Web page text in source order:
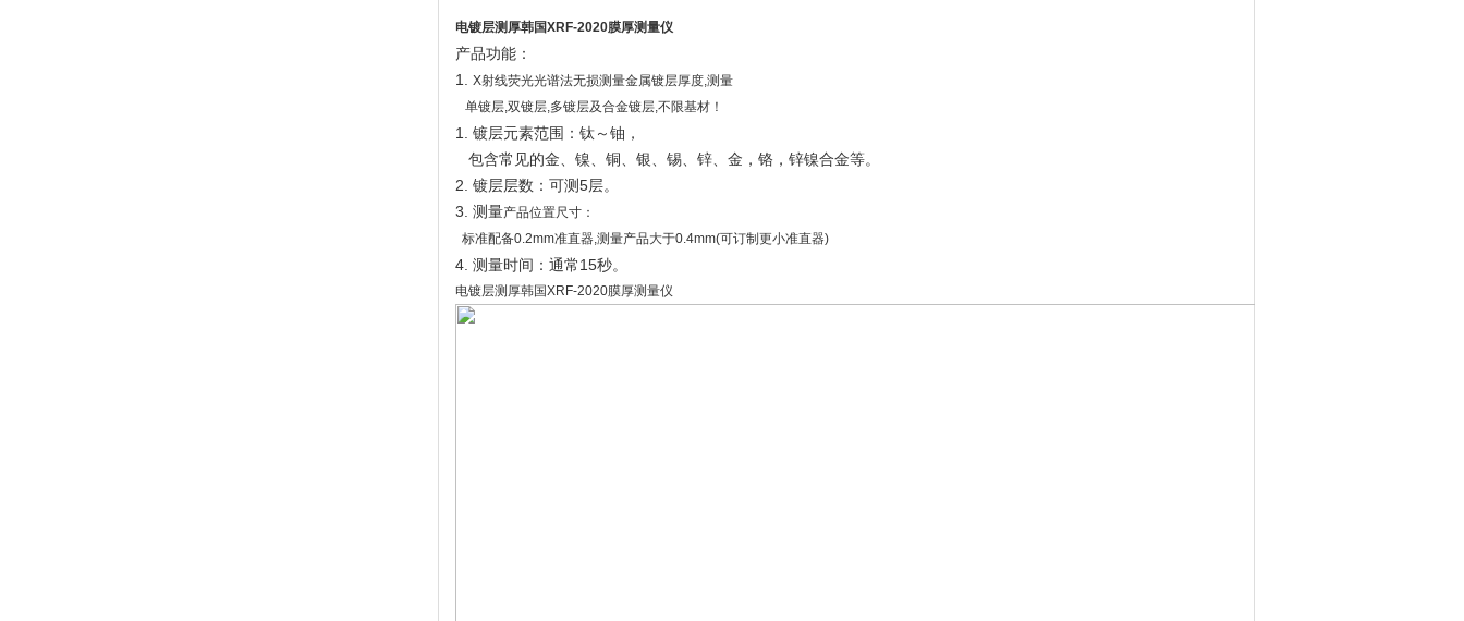
电镀层测厚韩国XRF-2020膜厚测量仪
产品功能：
1. X射线荧光光谱法无损测量金属镀层厚度,测量
单镀层,双镀层,多镀层及合金镀层,不限基材！
1. 镀层元素范围：钛～铀，
包含常见的金、镍、铜、银、锡、锌、金，铬，锌镍合金等。
2. 镀层层数：可测5层。
3. 测量产品位置尺寸：
标准配备0.2mm准直器,测量产品大于0.4mm(可订制更小准直器)
4. 测量时间：通常15秒。
电镀层测厚韩国XRF-2020膜厚测量仪